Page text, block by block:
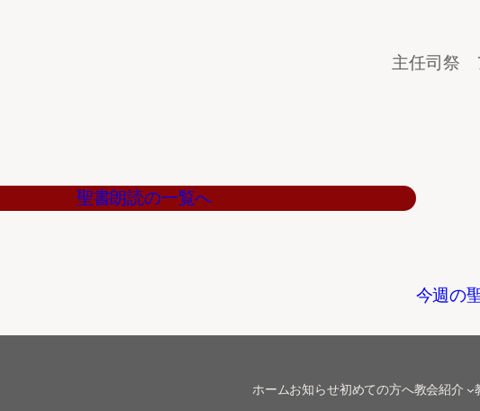
主任司祭
聖書朗読の一覧へ
今週の
ホームお知らせ初めての方へ教会紹介